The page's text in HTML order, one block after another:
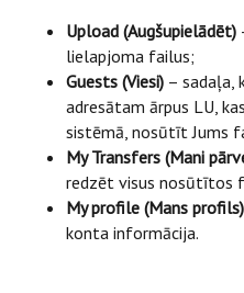
Upload (Augšupielādēt)
lielapjoma failus;
Guests (Viesi) – sadaļa,
adresātam ārpus LU,
sistēmā, nosūtīt Jums
My Transfers (Mani
redzēt visus nosūtītos
My profile (Mans profils)
konta informācija.